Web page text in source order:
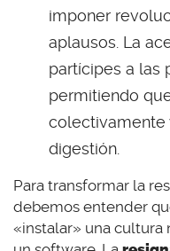
imponer
aplausos. La
partícipes a las
permitiendo
colectivamente
digestión.
Para transformar la
debemos entender
«instalar» una cultura